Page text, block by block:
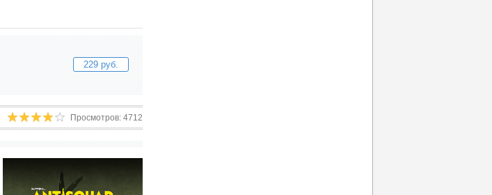
229 руб.
Просмотров: 4712